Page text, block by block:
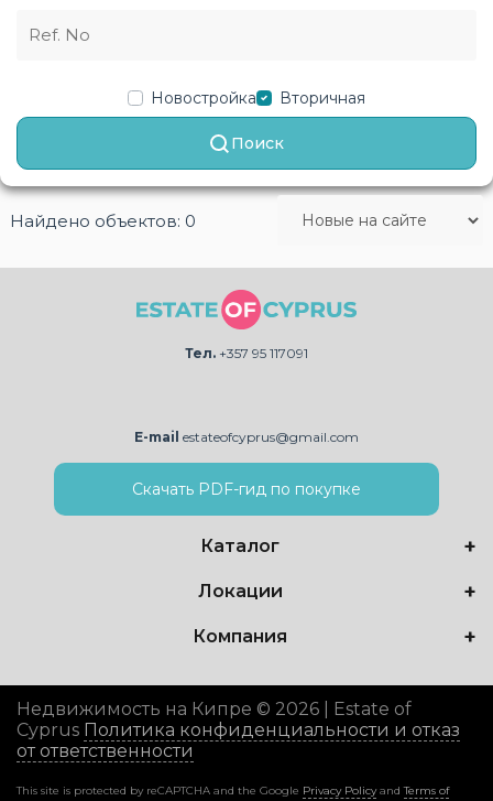
Новостройка Вторичная
Поиск
Найдено объектов: 0
Тел. +357 95 117091
E-mail estateofcyprus@gmail.com
Скачать PDF-гид по покупке
Каталог
Локации
Компания
Недвижимость на Кипре © 2026 | Estate of
Cyprus Политика конфиденциальности и отказ
от ответственности
This site is protected by reCAPTCHA and the Google Privacy PolicyandTerms of